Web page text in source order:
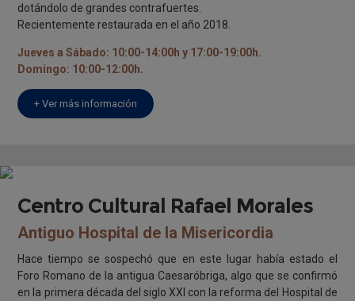
dotándolo de grandes contrafuertes.
Recientemente restaurada en el año 2018.
Jueves a Sábado: 10:00-14:00h y 17:00-19:00h.
Domingo: 10:00-12:00h.
+ Ver más información
Centro Cultural Rafael Morales
Antiguo Hospital de la Misericordia
Hace tiempo se sospechó que en este lugar había estado el
Foro Romano de la antigua Caesaróbriga, algo que se confirmó
en la primera década del siglo XXI con la reforma del Hospital de